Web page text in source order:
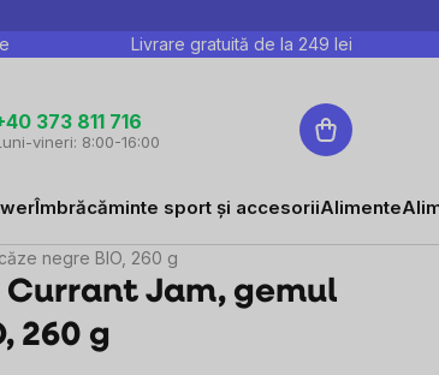
Livrare gratuită de la 249 lei
373 811 716
vineri: 8:00-16:00
Coş
de
Îmbrăcăminte sport și accesoriiAlimente
negre BIO, 260 g
Currant Jam, gemul
260 g